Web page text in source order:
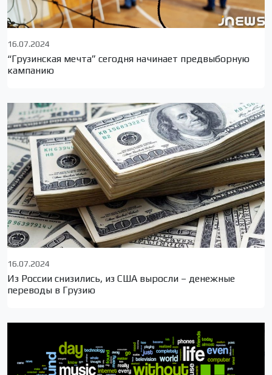
16.07.2024
“Грузинская мечта” сегодня начинает предвыборную
кампанию
16.07.2024
Из России снизились, из США выросли – денежные
переводы в Грузию